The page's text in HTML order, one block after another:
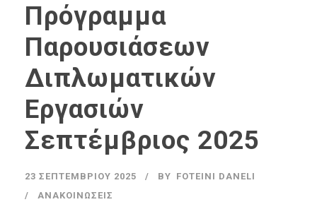
Πρόγραμμα
Παρουσιάσεων
Διπλωματικών
Εργασιών
Σεπτέμβριος 2025
23 ΣΕΠΤΕΜΒΡΊΟΥ 2025 BY FOTEINI DANELI
ΑΝΑΚΟΙΝΏΣΕΙΣ